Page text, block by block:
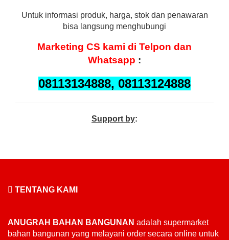
Untuk informasi produk, harga, stok dan penawaran
bisa langsung menghubungi
Marketing CS kami di Telpon dan
Whatsapp :
08113134888, 08113124888
Support by:
TENTANG KAMI
ANUGRAH BAHAN BANGUNAN adalah supermarket
bahan bangunan yang melayani order secara online untuk